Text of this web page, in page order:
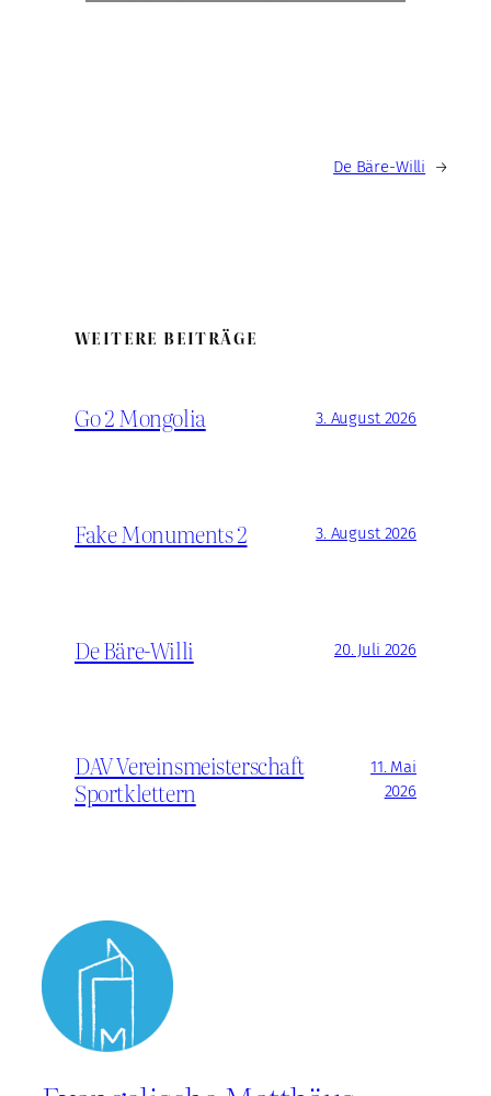
De Bäre-Willi →
WEITERE BEITRÄGE
Go 2 Mongolia 3. August 2026
Fake Monuments 2 3. August 2026
De Bäre-Willi 20. Juli 2026
DAV Vereinsmeisterschaft
Sportklettern
11. Mai
2026